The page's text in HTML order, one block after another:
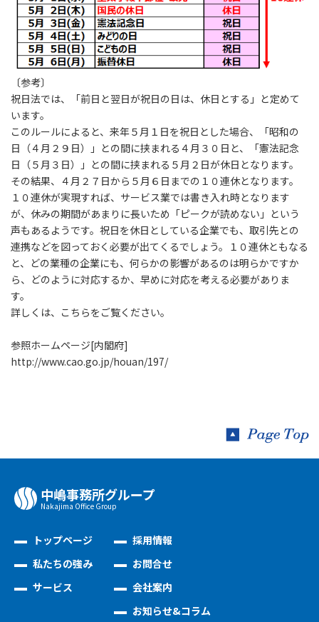
〔参考〕
祝日法では、「前日と翌日が祝日の日は、休日とする」と定めて
います。
このルールによると、来年５月１日を祝日とした場合、「昭和の
日（４月２９日）」との間に挟まれる４月３０日と、「憲法記念
日（５月３日）」との間に挟まれる５月２日が休日となります。
その結果、４月２７日から５月６日までの１０連休となります。
１０連休が実現すれば、サービス業では書き入れ時となります
が、休みの期間があまりに長いため「ピークが読めない」という
声もあるようです。祝日を休日としている企業でも、取引先との
連携などを図っておく必要が出てくるでしょう。１０連休ともなる
と、どの業種の企業にも、何らかの影響があるのは明らかですか
ら、どのように対応するか、早めに対応を考える必要がありま
す。
詳しくは、こちらをご覧ください。
参照ホームページ[内閣府]
http://www.cao.go.jp/houan/197/
中嶋事務所グループ
Nakajima Oﬃce Group
トップページ
私たちの強み
サービス
採用情報
お問合せ
会社案内
お知らせ&コラム